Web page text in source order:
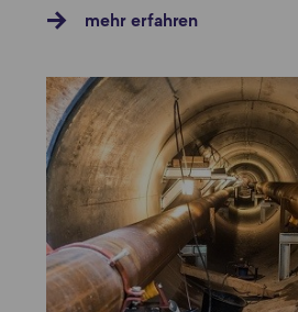
mehr erfahren